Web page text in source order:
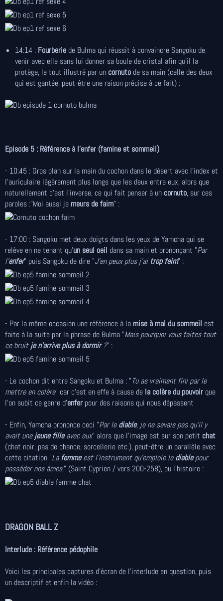
14:14 : Fourberie de Bulma qui réussit à convaincre Sangoku de
venir avec elle sans lui donner sa boule de cristal afin qu'il la
protège, le tout illustré par un cornuto de sa main (celle des deux
qui est gantée, peut-être une raison précise à ce fait) :
Episode 5 : Référence à l'enfer (famine et sommeil)
- 10:45 : Gros plan sur la main du cochon dans le désert avec l'index et
l'auriculaire légèrement plus longs que les deux entre eux, alors que
naturellement c'est l'inverse, ce qui fait penser à un cornuto, sur ces
paroles :"Moi aussi je meurs de faim" :
- 17:00 : Sangoku met deux doigts dans les yeux de Yamcha qui se
relève en ne tenant qu'un seul oeil dans sa main et prononçant "Par
l'enfer" puis Sangoku de dire "J'en peux plus j'ai trop faim" :
- Par la même occasion une référence à la mise à mal du sommeil est
faite à la suite par la phrase de Bulma "Mais pourquoi vous faites tout
ce bruitje n'arrive plus à dormir?" :
- Le cochon dit entre Sangoku et Bulma : "Tu as vraiment fini par le
mettre en colère" car c'est en effe à cause de la colère du pouvoir que
l'on subit ce genre d'enfer pour des raisons qui nous dépassent
- Enfin, Yamcha prononce ceci "Par lediable, je ne savais pas qu'il y
avait unejeune filleavec eux" alors que l'image est sur son petit chat
(chat noir, pas de chance, sorcellerie etc.), peut-être un parallèle avec
cette citation "Lafemmeest l'instrument qu'emploie lediablepour
posséder nos âmes." (Saint Cyprien / vers 200-258), ou l'histoire :
DRAGON BALL Z
Interlude : Référence pédophile
Voici les principales captures d'écran de l'interlude en question, puis
un descriptif et enfin la vidéo :